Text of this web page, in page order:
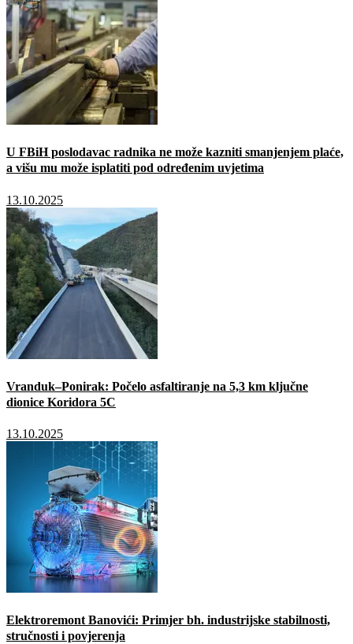
U FBiH poslodavac radnika ne može kazniti smanjenjem plaće,
a višu mu može isplatiti pod određenim uvjetima
13.10.2025
Vranduk–Ponirak: Počelo asfaltiranje na 5,3 km ključne
dionice Koridora 5C
13.10.2025
Elektroremont Banovići: Primjer bh. industrijske stabilnosti,
stručnosti i povjerenja